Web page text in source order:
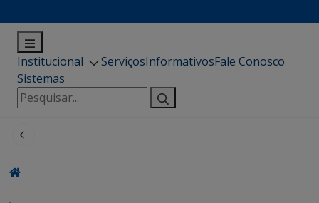
Institucional ServiçosInformativosFale Conosco
Sistemas
Pesquisar
por: